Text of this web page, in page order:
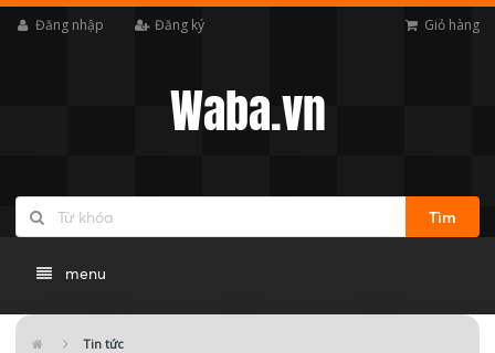
Đăng nhập Đăng ký Giỏ hàng
Waba.vn
Tìm
menu
Tin tức